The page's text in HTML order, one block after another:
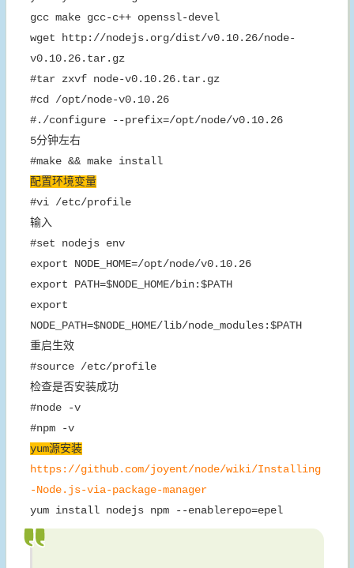
gcc make gcc-c++ openssl-devel
wget http://nodejs.org/dist/v0.10.26/node-
v0.10.26.tar.gz
#tar zxvf node-v0.10.26.tar.gz
#cd /opt/node-v0.10.26
#./configure --prefix=/opt/node/v0.10.26
5分钟左右
#make && make install
配置环境变量
#vi /etc/profile
输入
#set nodejs env
export NODE_HOME=/opt/node/v0.10.26
export PATH=$NODE_HOME/bin:$PATH
export
NODE_PATH=$NODE_HOME/lib/node_modules:$PATH
重启生效
#source /etc/profile
检查是否安装成功
#node -v
#npm -v
yum源安装
https://github.com/joyent/node/wiki/Installing
-Node.js-via-package-manager
yum install nodejs npm --enablerepo=epel